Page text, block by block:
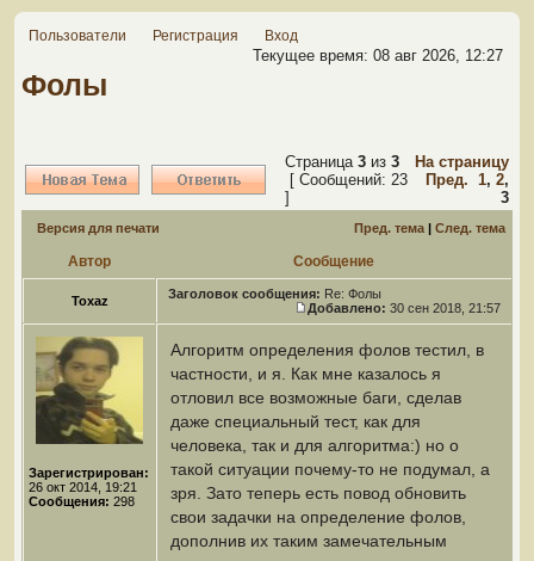
Пользователи Регистрация Вход
Текущее время: 08 авг 2026, 12:27
Фолы
Страница 3 из 3
[ Сообщений: 23
]
На страницу
Пред. 1, 2,
3
Версия для печати Пред. тема | След. тема
Автор Сообщение
Toxaz Заголовок сообщения: Re: Фолы
Добавлено: 30 сен 2018, 21:57
Зарегистрирован:
26 окт 2014, 19:21
Сообщения: 298
Алгоритм определения фолов тестил, в
частности, и я. Как мне казалось я
отловил все возможные баги, сделав
даже специальный тест, как для
человека, так и для алгоритма:) но о
такой ситуации почему-то не подумал, а
зря. Зато теперь есть повод обновить
свои задачки на определение фолов,
дополнив их таким замечательным